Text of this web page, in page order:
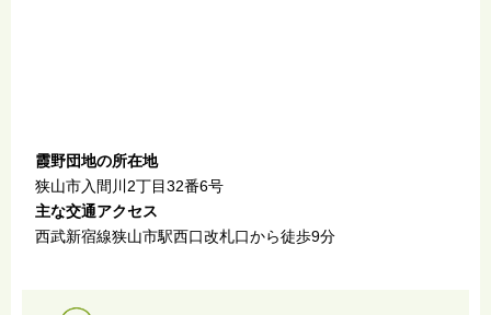
霞野団地の所在地
狭山市入間川2丁目32番6号
主な交通アクセス
西武新宿線狭山市駅西口改札口から徒歩9分